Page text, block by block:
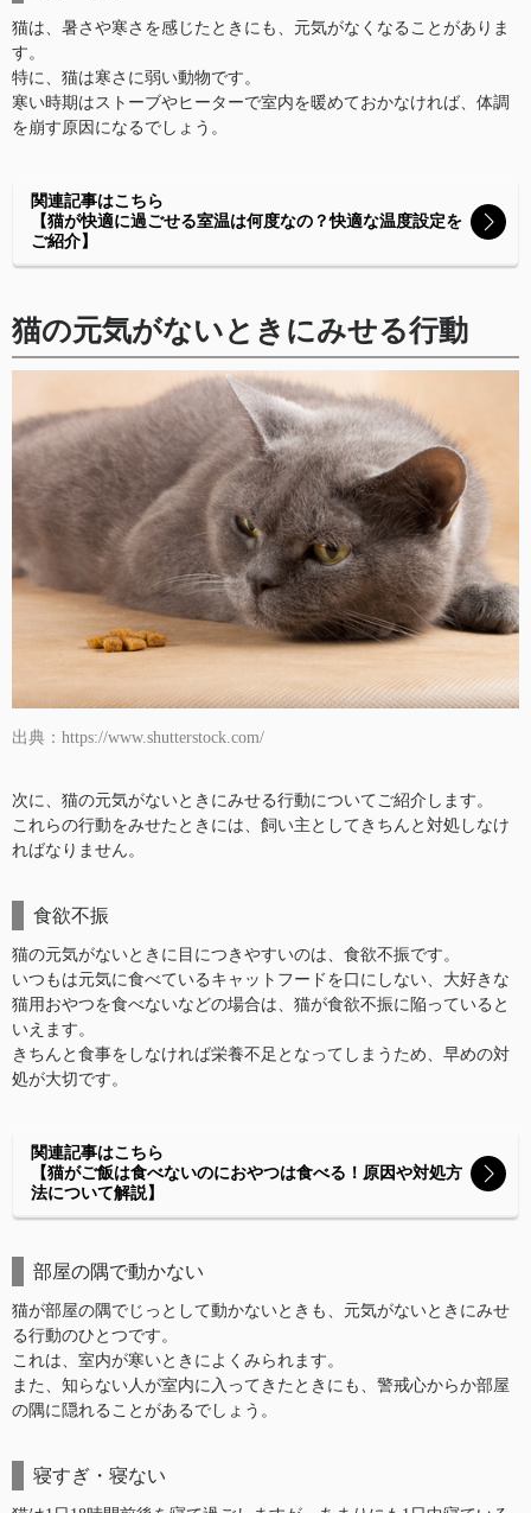
猫は、暑さや寒さを感じたときにも、元気がなくなることがありま
す。
特に、猫は寒さに弱い動物です。
寒い時期はストーブやヒーターで室内を暖めておかなければ、体調
を崩す原因になるでしょう。
関連記事はこちら
【猫が快適に過ごせる室温は何度なの？快適な温度設定を
ご紹介】
猫の元気がないときにみせる行動
出典：https://www.shutterstock.com/
次に、猫の元気がないときにみせる行動についてご紹介します。
これらの行動をみせたときには、飼い主としてきちんと対処しなけ
ればなりません。
食欲不振
猫の元気がないときに目につきやすいのは、食欲不振です。
いつもは元気に食べているキャットフードを口にしない、大好きな
猫用おやつを食べないなどの場合は、猫が食欲不振に陥っていると
いえます。
きちんと食事をしなければ栄養不足となってしまうため、早めの対
処が大切です。
関連記事はこちら
【猫がご飯は食べないのにおやつは食べる！原因や対処方
法について解説】
部屋の隅で動かない
猫が部屋の隅でじっとして動かないときも、元気がないときにみせ
る行動のひとつです。
これは、室内が寒いときによくみられます。
また、知らない人が室内に入ってきたときにも、警戒心からか部屋
の隅に隠れることがあるでしょう。
寝すぎ・寝ない